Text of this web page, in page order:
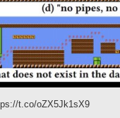
t.co/oZX5Jk1sX9